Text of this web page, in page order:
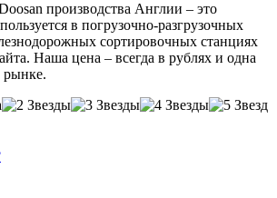
производства Англии – это
в погрузочно-разгрузочных
сортировочных станциях
Наша цена – всегда в рублях и одна
рынке.